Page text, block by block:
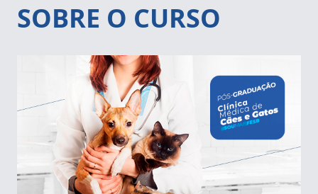
SOBRE O CURSO